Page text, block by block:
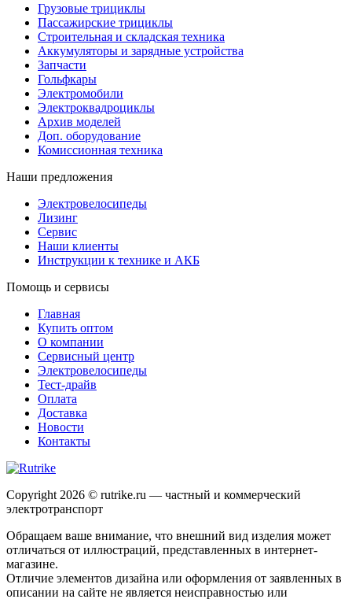
Грузовые трициклы
Пассажирские трициклы
Строительная и складская техника
Аккумуляторы и зарядные устройства
Запчасти
Гольфкары
Электромобили
Электроквадроциклы
Архив моделей
Доп. оборудование
Комиссионная техника
Наши предложения
Электровелосипеды
Лизинг
Сервис
Наши клиенты
Инструкции к технике и АКБ
Помощь и сервисы
Главная
Купить оптом
О компании
Сервисный центр
Электровелосипеды
Тест-драйв
Оплата
Доставка
Новости
Контакты
Copyright 2026 © rutrike.ru — частный и коммерческий
электротранспорт
Обращаем ваше внимание, что внешний вид изделия может
отличаться от иллюстраций, представленных в интернет-
магазине.
Отличие элементов дизайна или оформления от заявленных в
описании на сайте не является неисправностью или